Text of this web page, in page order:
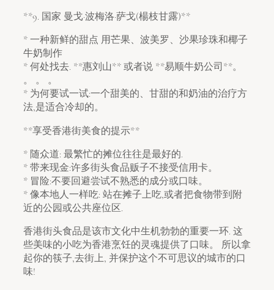
**9. 国家 曼戈·波梅洛·萨戈(楊枝甘露)**
* 一种新鲜的甜点 用芒果、波美罗、沙果珍珠和椰子
牛奶制作
* 何处找去. **惠刘山** 或者说 **易顺牛奶公司**。
。 。 。
* 为何要试一试:一个甜美的、甘甜的和奶油的治疗方
法,是适合冷却的。
**享受香港街美食的提示**
* 随众道: 最繁忙的摊位往往是最好的.
* 带来现金:许多街头食品贩子不接受信用卡。
* 冒险:不要回避尝试不熟悉的成分或口味。
* 像本地人一样吃: 站在摊子上吃,或者把食物带到附
近的公园或公共座位区.
香港街头食品是该市文化中生机勃勃的重要一环. 这
些美味的小吃为香港烹饪的灵魂提供了口味。 所以拿
起你的筷子,去街上, 并保护这个不可思议的城市的口
味!